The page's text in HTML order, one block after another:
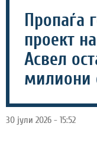
Пропаѓа
проект
Асвел
милиони
30 јули 2026 - 15:52